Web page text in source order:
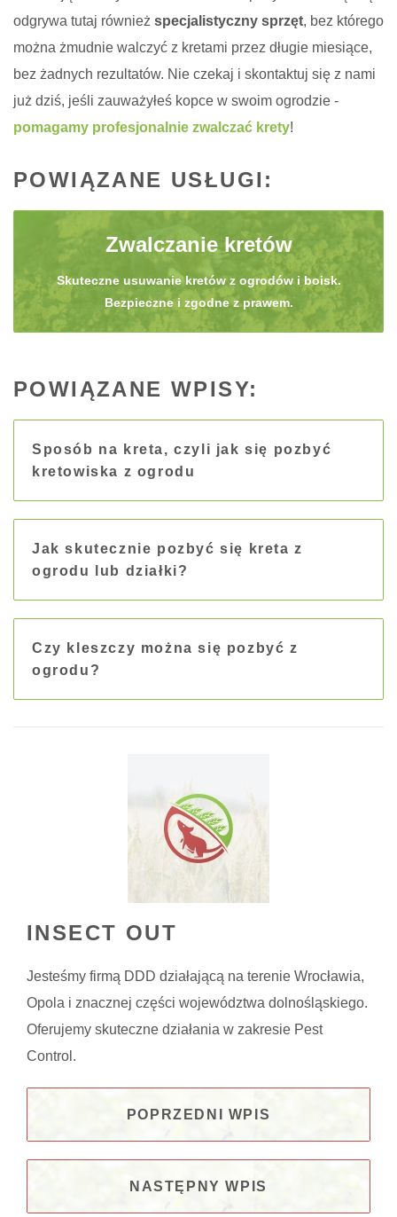
odgrywa tutaj również specjalistyczny sprzęt, bez którego
można żmudnie walczyć z kretami przez długie miesiące,
bez żadnych rezultatów. Nie czekaj i skontaktuj się z nami
już dziś, jeśli zauważyłeś kopce w swoim ogrodzie -
pomagamy profesjonalnie zwalczać krety!
POWIĄZANE USŁUGI:
Zwalczanie kretów
Skuteczne usuwanie kretów z ogrodów i boisk.
Bezpieczne i zgodne z prawem.
POWIĄZANE WPISY:
Sposób na kreta, czyli jak się pozbyć
kretowiska z ogrodu
Jak skutecznie pozbyć się kreta z
ogrodu lub działki?
Czy kleszczy można się pozbyć z
ogrodu?
INSECT OUT
Jesteśmy firmą DDD działającą na terenie Wrocławia,
Opola i znacznej części województwa dolnośląskiego.
Oferujemy skuteczne działania w zakresie Pest
Control.
POPRZEDNI WPIS
NASTĘPNY WPIS